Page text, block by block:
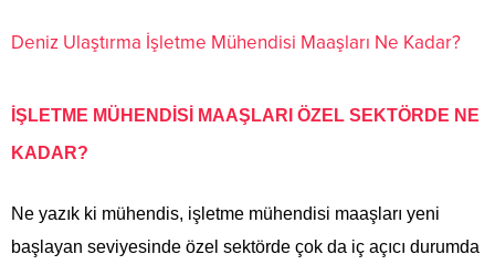
Deniz Ulaştırma İşletme Mühendisi Maaşları Ne Kadar?
İŞLETME MÜHENDİSİ MAAŞLARI ÖZEL SEKTÖRDE NE
KADAR?
Ne yazık ki mühendis, işletme mühendisi maaşları yeni
başlayan seviyesinde özel sektörde çok da iç açıcı durumda